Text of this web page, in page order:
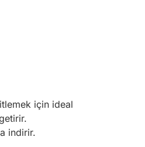
için ideal
indirir.